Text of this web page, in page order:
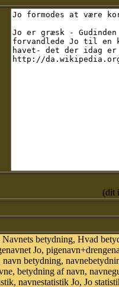
(dit
betydning, Hvad
Jo,
betydning,
betydning af navn,
navnestatistik Jo, Jo